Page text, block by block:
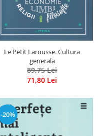
Le Petit Larousse. Cultura
generala
89,75 Lei
71,80 Lei
-20%